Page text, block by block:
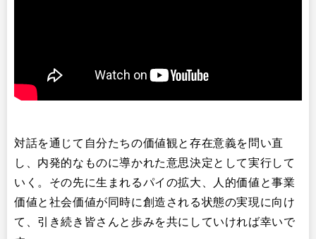
対話を通じて自分たちの価値観と存在意義を問い直
し、内発的なものに導かれた意思決定として実行して
いく。その先に生まれるパイの拡大、人的価値と事業
価値と社会価値が同時に創造される状態の実現に向け
て、引き続き皆さんと歩みを共にしていければ幸いで